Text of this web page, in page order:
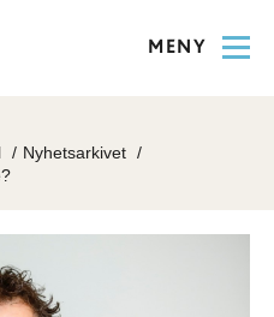
MENY
Nyhetsarkivet